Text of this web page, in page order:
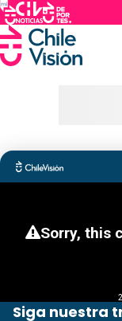
Siga nuestra